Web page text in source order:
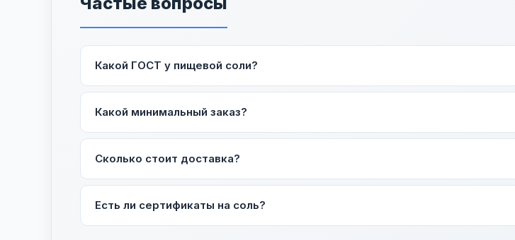
Какой ГОСТ у пищевой соли?
Какой минимальный заказ?
Сколько стоит доставка?
Есть ли сертификаты на соль?